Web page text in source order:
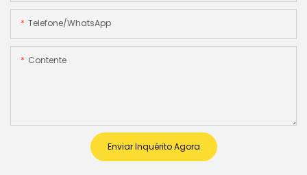
Telefone/WhatsApp
Contente
Enviar Inquérito Agora